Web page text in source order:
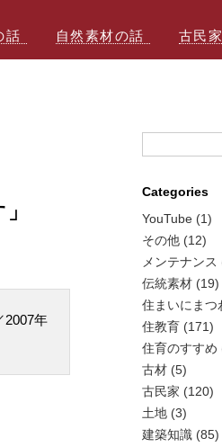
話 自然素材の話 古民
2007年
Categories
YouTube (1)
その他 (12)
メンテナンス
伝統素材 (19)
住まいにまつ
住教育 (171)
住育のすすめ
古材 (5)
古民家 (120)
土地 (3)
建築知識 (85)